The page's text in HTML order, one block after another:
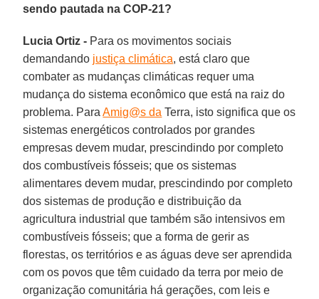
sendo pautada na COP-21?
Lucia Ortiz - Para os movimentos sociais
demandando justiça climática, está claro que
combater as mudanças climáticas requer uma
mudança do sistema econômico que está na raiz do
problema. ParaAmig@s da Terra, isto significa que os
sistemas energéticos controlados por grandes
empresas devem mudar, prescindindo por completo
dos combustíveis fósseis; que os sistemas
alimentares devem mudar, prescindindo por completo
dos sistemas de produção e distribuição da
agricultura industrial que também são intensivos em
combustíveis fósseis; que a forma de gerir as
florestas, os territórios e as águas deve ser aprendida
com os povos que têm cuidado da terra por meio de
organização comunitária há gerações, com leis e